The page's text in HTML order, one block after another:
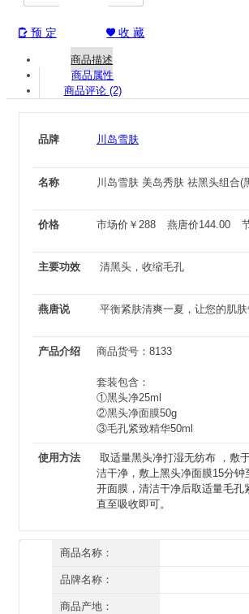
预 定 收 藏
商品描述
商品属性
商品评论 (2)
品牌 川岛雪肤
名称 川岛雪肤 美岛秀肤 祛黑头组合(
价格 市场价 ￥ 288 燕唐价144.00
主要功效 清黑头，收缩毛孔
燕唐说 平衡紧肤清爽一夏，让您的肌
产品介绍 商品货号：8133
套装包含：
①黑头净25ml
②黑头净面膜50g
③毛孔紧致精华50ml
使用方法
取适量黑头净打湿无纺布 ，敷
洁干净，敷上黑头净面膜15分
开面膜，清洁干净后取适量毛孔
直至吸收即可。
商品名称：
川岛雪肤 美岛秀肤 祛黑头组合(黑头净套
品牌名称：
川岛雪肤
商品产地：